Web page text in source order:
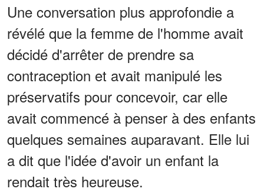
Une conversation plus approfondie a
révélé que la femme de l'homme avait
décidé d'arrêter de prendre sa
contraception et avait manipulé les
préservatifs pour concevoir, car elle
avait commencé à penser à des enfants
quelques semaines auparavant. Elle lui
a dit que l'idée d'avoir un enfant la
rendait très heureuse.